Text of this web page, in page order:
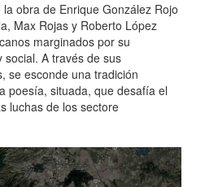
obra de Enrique González Rojo
Max Rojas y Roberto López
marginados por su
A través de sus
se esconde una tradición
poesía, situada, que desafía el
luchas de los sectore